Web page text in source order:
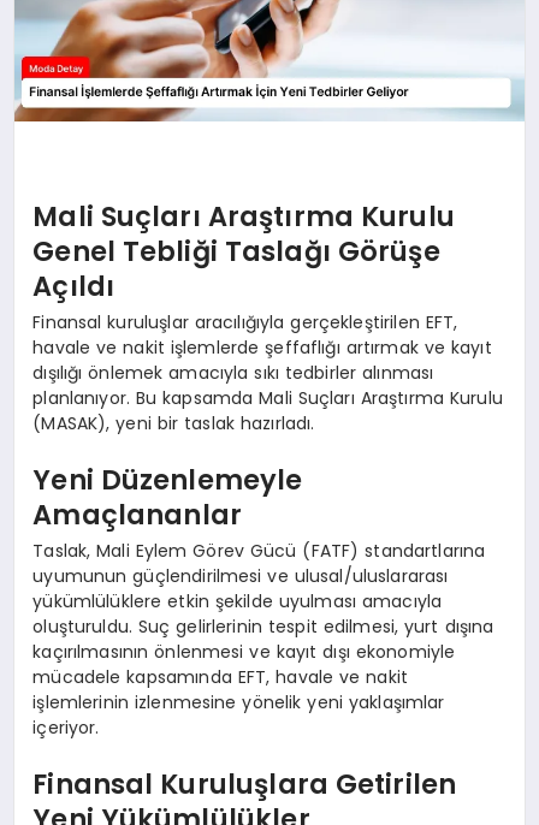
Mali Suçları Araştırma Kurulu
Genel Tebliği Taslağı Görüşe
Açıldı
Finansal kuruluşlar aracılığıyla gerçekleştirilen EFT,
havale ve nakit işlemlerde şeffaflığı artırmak ve kayıt
dışılığı önlemek amacıyla sıkı tedbirler alınması
planlanıyor. Bu kapsamda Mali Suçları Araştırma Kurulu
(MASAK), yeni bir taslak hazırladı.
Yeni Düzenlemeyle
Amaçlananlar
Taslak, Mali Eylem Görev Gücü (FATF) standartlarına
uyumunun güçlendirilmesi ve ulusal/uluslararası
yükümlülüklere etkin şekilde uyulması amacıyla
oluşturuldu. Suç gelirlerinin tespit edilmesi, yurt dışına
kaçırılmasının önlenmesi ve kayıt dışı ekonomiyle
mücadele kapsamında EFT, havale ve nakit
işlemlerinin izlenmesine yönelik yeni yaklaşımlar
içeriyor.
Finansal Kuruluşlara Getirilen